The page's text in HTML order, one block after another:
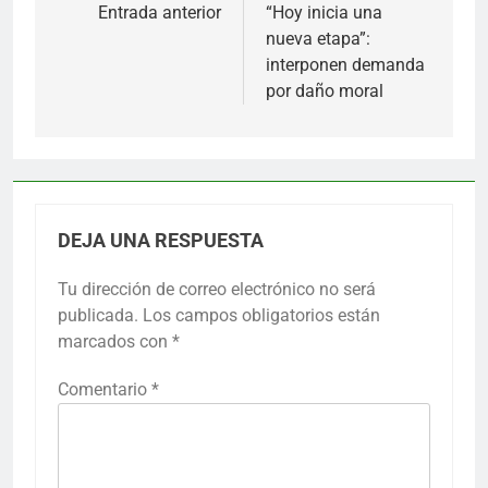
Entrada anterior
“Hoy inicia una
nueva etapa”:
interponen demanda
por daño moral
DEJA UNA RESPUESTA
Tu dirección de correo electrónico no será
publicada. Los campos obligatorios están
marcados con *
Comentario *